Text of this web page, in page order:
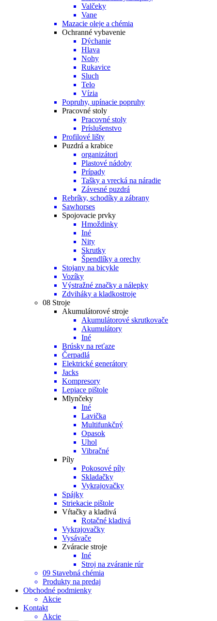
Valčeky
Vane
Mazacie oleje a chémia
Ochranné vybavenie
Dýchanie
Hlava
Nohy
Rukavice
Sluch
Telo
Vízia
Popruhy, upínacie popruhy
Pracovné stoly
Pracovné stoly
Príslušenstvo
Profilové lišty
Puzdrá a krabice
organizátori
Plastové nádoby
Prípady
Tašky a vrecká na náradie
Závesné puzdrá
Rebríky, schodíky a zábrany
Sawhorses
Spojovacie prvky
Hmoždinky
Iné
Nity
Skrutky
Špendlíky a orechy
Stojany na bicykle
Vozíky
Výstražné značky a nálepky
Zdviháky a kladkostroje
08 Stroje
Akumulátorové stroje
Akumulátorové skrutkovače
Akumulátory
Iné
Brúsky na reťaze
Čerpadlá
Elektrické generátory
Jacks
Kompresory
Lepiace pištole
Mlynčeky
Iné
Lavička
Multifunkčný
Opasok
Uhol
Vibračné
Píly
Pokosové píly
Skladačky
Vykrajovačky
Spájky
Striekacie pištole
Vŕtačky a kladivá
Rotačné kladivá
Vykrajovačky
Vysávače
Zváracie stroje
Iné
Stroj na zváranie rúr
09 Stavebná chémia
Produkty na predaj
Obchodné podmienky
Akcie
Kontakt
Akcie